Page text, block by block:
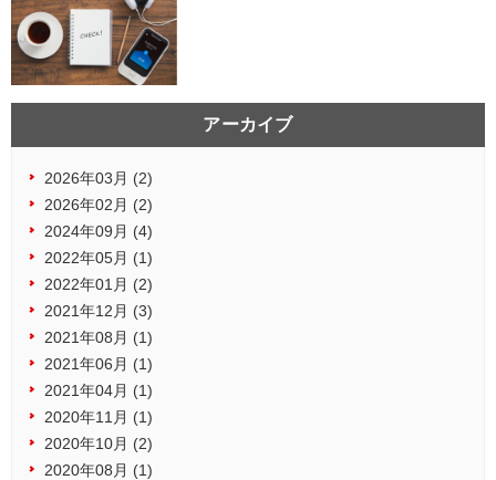
アーカイブ
2026年03月 (2)
2026年02月 (2)
2024年09月 (4)
2022年05月 (1)
2022年01月 (2)
2021年12月 (3)
2021年08月 (1)
2021年06月 (1)
2021年04月 (1)
2020年11月 (1)
2020年10月 (2)
2020年08月 (1)